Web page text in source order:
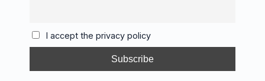
o
o
k
s
m n
k
I accept the privacy policy